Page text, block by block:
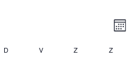
DdonderdagVvrijdag Z Zzondag